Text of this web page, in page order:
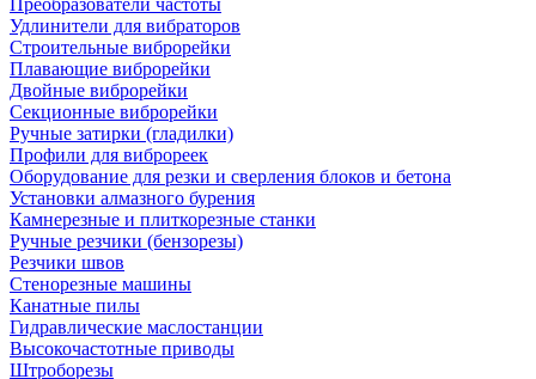
Преобразователи частоты
Удлинители для вибраторов
Строительные виброрейки
Плавающие виброрейки
Двойные виброрейки
Секционные виброрейки
Ручные затирки (гладилки)
Профили для виброреек
Оборудование для резки и сверления блоков и бетона
Установки алмазного бурения
Камнерезные и плиткорезные станки
Ручные резчики (бензорезы)
Резчики швов
Стенорезные машины
Канатные пилы
Гидравлические маслостанции
Высокочастотные приводы
Штроборезы